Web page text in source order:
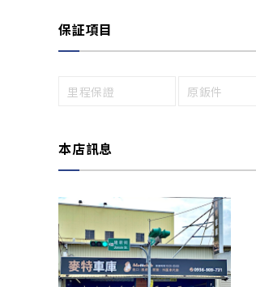
保証項目
里程保證 原鈑件
本店訊息